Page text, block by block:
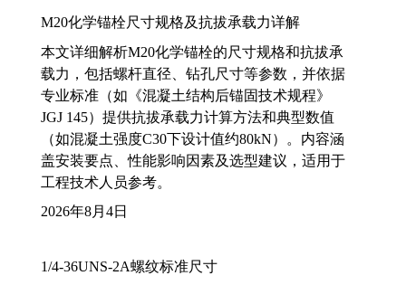
M20化学锚栓尺寸规格及抗拔承载力详解
本文详细解析M20化学锚栓的尺寸规格和抗拔承
载力，包括螺杆直径、钻孔尺寸等参数，并依据
专业标准（如《混凝土结构后锚固技术规程》
JGJ 145）提供抗拔承载力计算方法和典型数值
（如混凝土强度C30下设计值约80kN）。内容涵
盖安装要点、性能影响因素及选型建议，适用于
工程技术人员参考。
2026年8月4日
1/4-36UNS-2A螺纹标准尺寸